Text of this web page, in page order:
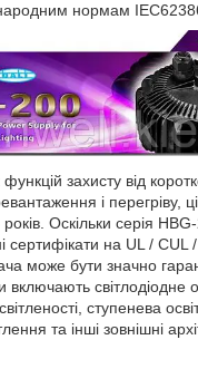
нормам
захисту від
і перегріву,
Оскільки серія
сертифікати на UL / CUL
може бути значно
включають світлодіодне
ступенева
та інші зовнішні